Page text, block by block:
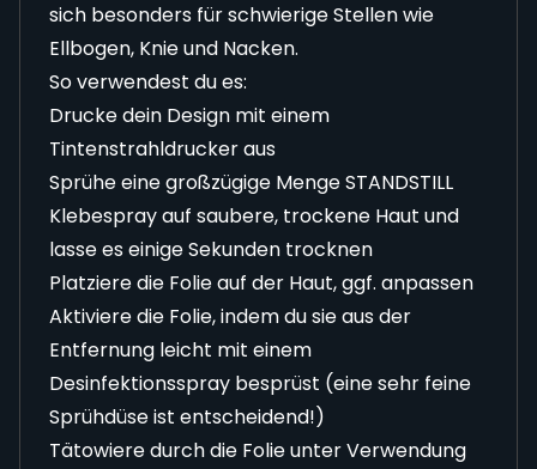
sich besonders für schwierige Stellen wie
Ellbogen, Knie und Nacken.
So verwendest du es:
Drucke dein Design mit einem
Tintenstrahldrucker aus
Sprühe eine großzügige Menge STANDSTILL
Klebespray auf saubere, trockene Haut und
lasse es einige Sekunden trocknen
Platziere die Folie auf der Haut, ggf. anpassen
Aktiviere die Folie, indem du sie aus der
Entfernung leicht mit einem
Desinfektionsspray besprüst (eine sehr feine
Sprühdüse ist entscheidend!)
Tätowiere durch die Folie unter Verwendung